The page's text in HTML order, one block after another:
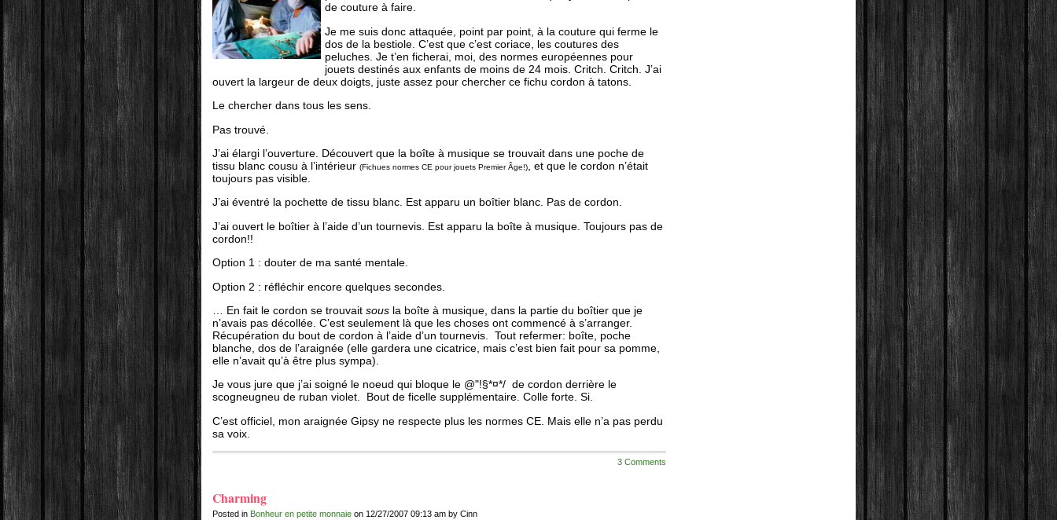
de couture à faire.
Je me suis donc attaquée, point par point, à la couture qui ferme le
dos de la bestiole. C’est que c’est coriace, les coutures des
peluches. Je t’en ficherai, moi, des normes européennes pour
jouets destinés aux enfants de moins de 24 mois. Critch. Critch. J’ai
ouvert la largeur de deux doigts, juste assez pour chercher ce fichu cordon à tatons.
Le chercher dans tous les sens.
Pas trouvé.
J’ai élargi l’ouverture. Découvert que la boîte à musique se trouvait dans une poche de
tissu blanc cousu à l’intérieur(Fichues normes CE pour jouets Premier Âge!)
, et que le cordon n’était
toujours pas visible.
J’ai éventré la pochette de tissu blanc. Est apparu un boîtier blanc. Pas de cordon.
J’ai ouvert le boîtier à l’aide d’un tournevis. Est apparu la boîte à musique. Toujours pas de
cordon!!
Option 1 : douter de ma santé mentale.
Option 2 : réfléchir encore quelques secondes.
… En fait le cordon se trouvaitsous la boîte à musique, dans la partie du boîtier que je
n’avais pas décollée. C’est seulement là que les choses ont commencé à s’arranger.
Récupération du bout de cordon à l’aide d’un tournevis. Tout refermer: boîte, poche
blanche, dos de l’araignée (elle gardera une cicatrice, mais c’est bien fait pour sa pomme,
elle n’avait qu’à être plus sympa).
Je vous jure que j’ai soigné le noeud qui bloque le @"!§*¤*/ de cordon derrière le
scogneugneu de ruban violet. Bout de ficelle supplémentaire. Colle forte. Si.
C’est officiel, mon araignée Gipsy ne respecte plus les normes CE. Mais elle n’a pas perdu
sa voix.
3 Comments
Charming
Posted in Bonheur en petite monnaie on 12/27/2007 09:13 am by Cinn